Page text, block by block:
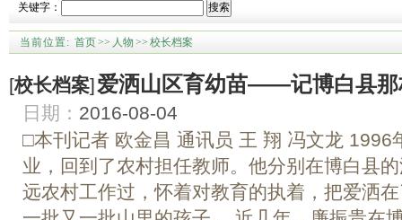
关键字： 搜索
当前位置: 首页>> 人物 >> 校长档案
[校长档案]爱洒山区育幼苗——记博白县那
日期： 2016-08-04
□本刊记者 欧金昌 通讯员 王 翔 冯文龙 1996
业，回到了农村担任教师。他分别在博白县
远农村工作过，怀着对教育的执着，把爱洒